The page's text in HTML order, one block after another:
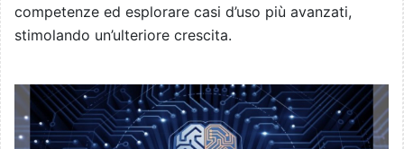
competenze ed esplorare casi d’uso più avanzati,
stimolando un’ulteriore crescita.